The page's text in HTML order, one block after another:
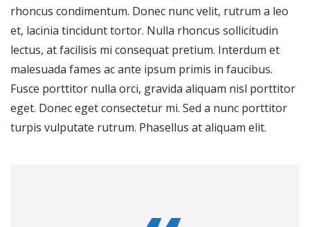
rhoncus condimentum. Donec nunc velit, rutrum a leo
et, lacinia tincidunt tortor. Nulla rhoncus sollicitudin
lectus, at facilisis mi consequat pretium. Interdum et
malesuada fames ac ante ipsum primis in faucibus.
Fusce porttitor nulla orci, gravida aliquam nisl porttitor
eget. Donec eget consectetur mi. Sed a nunc porttitor
turpis vulputate rutrum. Phasellus at aliquam elit.